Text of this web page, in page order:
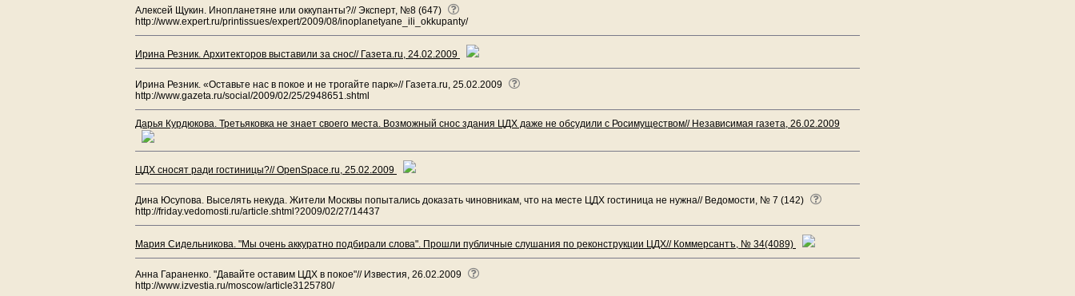
Алексей Щукин. Инопланетяне или оккупанты?// Эксперт, №8 (647)
http://www.expert.ru/printissues/expert/2009/08/inoplanetyane_ili_okkupanty/
Ирина Резник. Архитекторов выставили за снос// Газета.ru, 24.02.2009
Ирина Резник. «Оставьте нас в покое и не трогайте парк»// Газета.ru, 25.02.2009
http://www.gazeta.ru/social/2009/02/25/2948651.shtml
Дарья Курдюкова. Третьяковка не знает своего места. Возможный снос здания ЦДХ даже не обсудили с Росимуществом// Независимая газета, 26.02.2009
ЦДХ сносят ради гостиницы?// OpenSpace.ru, 25.02.2009
Дина Юсупова. Выселять некуда. Жители Москвы попытались доказать чиновникам, что на месте ЦДХ гостиница не нужна// Ведомости, № 7 (142)
http://friday.vedomosti.ru/article.shtml?2009/02/27/14437
Мария Сидельникова. "Мы очень аккуратно подбирали слова". Прошли публичные слушания по реконструкции ЦДХ// Коммерсантъ, № 34(4089)
Анна Гараненко. "Давайте оставим ЦДХ в покое"// Известия, 26.02.2009
http://www.izvestia.ru/moscow/article3125780/